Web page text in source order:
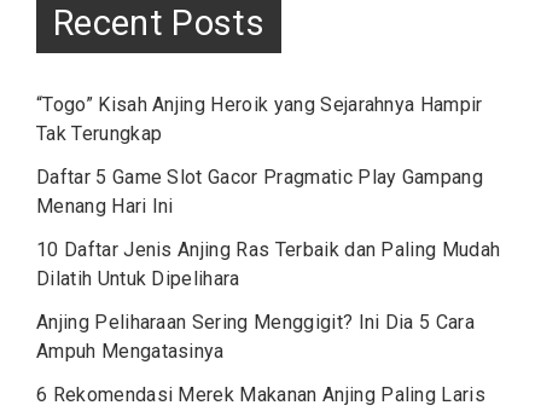
Recent Posts
“Togo” Kisah Anjing Heroik yang Sejarahnya Hampir
Tak Terungkap
Daftar 5 Game Slot Gacor Pragmatic Play Gampang
Menang Hari Ini
10 Daftar Jenis Anjing Ras Terbaik dan Paling Mudah
Dilatih Untuk Dipelihara
Anjing Peliharaan Sering Menggigit? Ini Dia 5 Cara
Ampuh Mengatasinya
6 Rekomendasi Merek Makanan Anjing Paling Laris